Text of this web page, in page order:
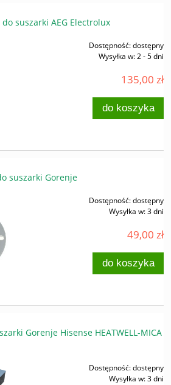
suszarki AEG Electrolux
Dostępność:dostępny
Wysyłka w:2 - 5 dni
135,00 zł
do koszyka
suszarki Gorenje
Dostępność:dostępny
Wysyłka w:3 dni
49,00 zł
do koszyka
Gorenje Hisense HEATWELL-MICA
Dostępność:dostępny
Wysyłka w:3 dni